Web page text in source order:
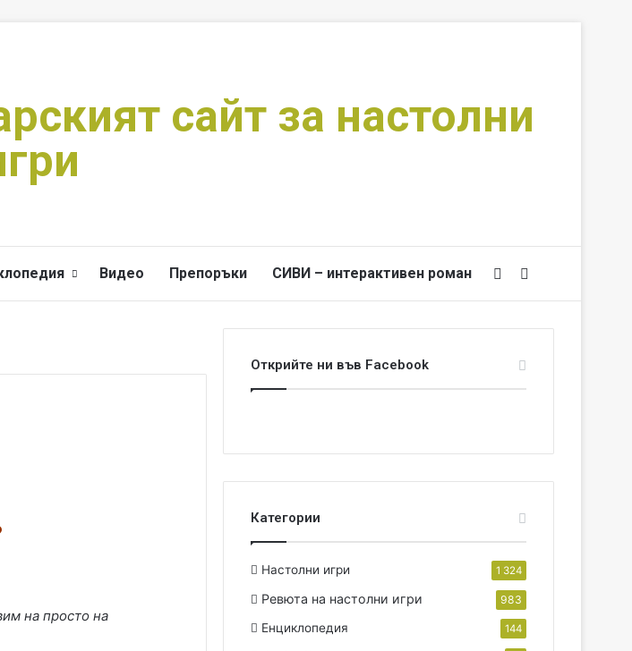
сайт за настолни
Видео Препоръки СИВИ – интерактивен роман Switch skin
на просто на
Открийте ни във Facebook
Категории
Настолни игри 1 324
Ревюта на настолни игри 983
Енциклопедия 144